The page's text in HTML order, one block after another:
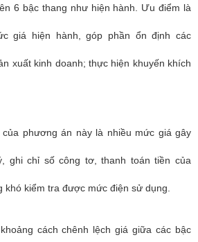
6 bậc thang như hiện hành. Ưu điểm là
giá hiện hành, góp phần ổn định các
xuất kinh doanh; thực hiện khuyến khích
phương án này là nhiều mức giá gây
ghi chỉ số công tơ, thanh toán tiền của
khó kiểm tra được mức điện sử dụng.
hoảng cách chênh lệch giá giữa các bậc